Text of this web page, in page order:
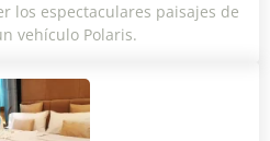
los espectaculares paisajes de
vehículo Polaris.